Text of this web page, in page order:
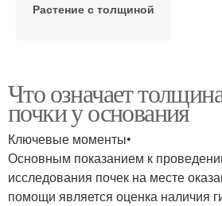
Растение с толщиной
Что означает
почки у основания
Ключевые моменты•
Основным показанием к
исследования почек на месте
помощи является оценка наличия